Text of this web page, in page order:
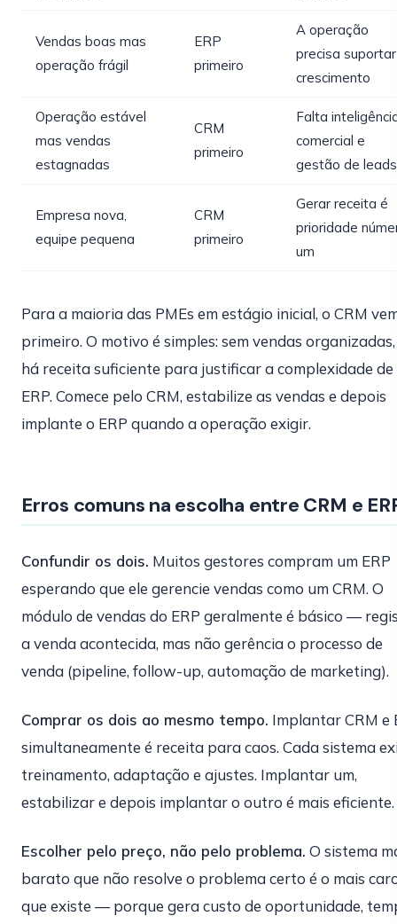
Vendas boas mas
operação frágil
ERP
primeiro
A operação
precisa
crescimento
Operação estável
mas vendas
estagnadas
CRM
primeiro
Falta
comercial e
gestão de leads
Empresa nova,
equipe pequena
CRM
primeiro
Gerar receita é
prioridade
um
Para a maioria das PMEs em estágio inicial, o CRM
primeiro. O motivo é simples: sem vendas
há receita suficiente para justificar a complexidade de
ERP. Comece pelo CRM, estabilize as vendas e depois
implante o ERP quando a operação exigir.
Erros comuns na escolha entre CRM e
Confundir os dois. Muitos gestores compram um ERP
esperando que ele gerencie vendas como um CRM. O
módulo de vendas do ERP geralmente é básico —
a venda acontecida, mas não gerência o processo de
venda (pipeline, follow-up, automação de marketing).
Comprar os dois ao mesmo tempo. Implantar CRM e
simultaneamente é receita para caos. Cada sistema
treinamento, adaptação e ajustes. Implantar um,
estabilizar e depois implantar o outro é mais eficiente.
Escolher pelo preço, não pelo problema. O sistema
barato que não resolve o problema certo é o mais
que existe — porque gera custo de oportunidade,